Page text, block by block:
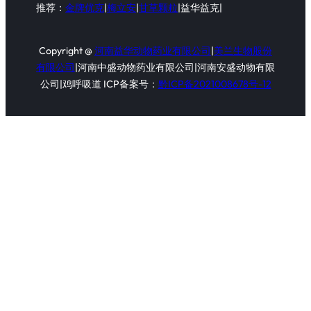
推荐： 金牌优克|梅立安|甘草颗粒|益华益克|
Copyright @ 河南益华动物药业有限公司|美兰生物股份
有限公司|河南中盛动物药业有限公司|河南安盛动物有限
公司|鸡呼吸道 ICP备案号： 黔ICP备2021008678号-12